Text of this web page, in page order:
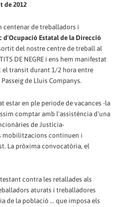
de 2012
centenar de treballadors i
d'Ocupació Estatal de la Direcció
del nostre centre de treball al
DE NEGRE i ens hem manifestat
el transit durant 1/2 hora entre
de Lluis Companys.
estar en ple periode de vacances -la
comptar amb l'assistència d'una
de Justícia-
mobilitzacions continuen i
La pròxima convocatòria, el
contra les retallades als
aturats i treballadores
de la població ... que imposa els